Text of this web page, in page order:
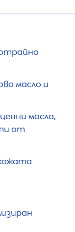
масло и
масла,
от